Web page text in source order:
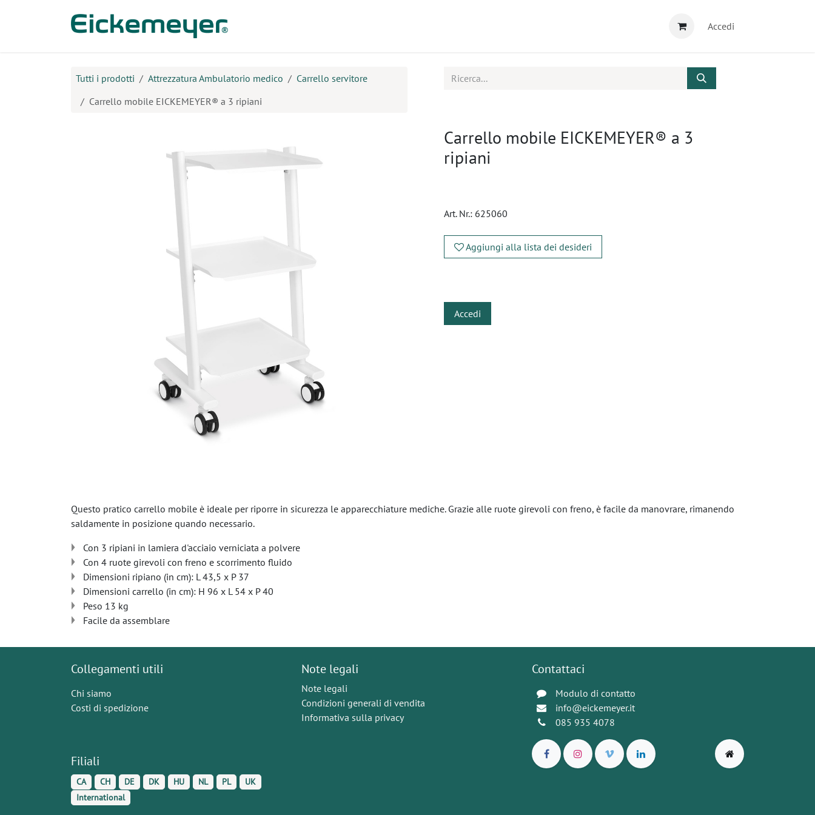
Accedi
Tutti i prodotti Attrezzatura Ambulatorio medico
Carrello servitore
Carrello mobile EICKEMEYER® a 3 ripiani
Carrello mobile EICKEMEYER® a 3
ripiani
Art. Nr.: 625060
Aggiungi alla lista dei desideri
Accedi
Questo pratico carrello mobile è ideale per riporre in sicurezza le apparecchiature mediche. Grazie alle ruote girevoli con freno, è facile da manovrare, rimanendo
saldamente in posizione quando necessario.
Con 3 ripiani in lamiera d'acciaio verniciata a polvere
Con 4 ruote girevoli con freno e scorrimento fluido
Dimensioni ripiano (in cm): L 43,5 x P 37
Dimensioni carrello (in cm): H 96 x L 54 x P 40
Peso 13 kg
Facile da assemblare
Collegamenti utili
Chi siamo
Costi di spedizione
Filiali
CA CH DE DK HU NL PL
UK
International
Note legali
Note legali
Condizioni generali di vendita
Informativa sulla privacy
Contattaci
Modulo di contatto
info@eickemeyer.it
085 935 4078